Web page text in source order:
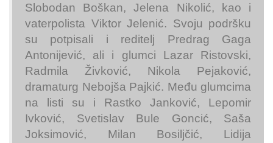
Slobodan Boškan, Jelena Nikolić, kao i
vaterpolista Viktor Jelenić. Svoju podršku
su potpisali i reditelj Predrag Gaga
Antonijević, ali i glumci Lazar Ristovski,
Radmila Živković, Nikola Pejaković,
dramaturg Nebojša Pajkić. Među glumcima
na listi su i Rastko Janković, Lepomir
Ivković, Svetislav Bule Goncić, Saša
Joksimović, Milan Bosiljčić, Lidija